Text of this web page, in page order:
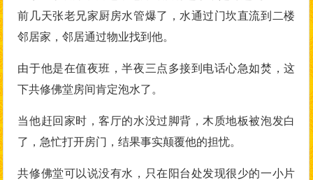
前几天张老兄家厨房水管爆了，水通过门坎直流到二楼
邻居家，邻居通过物业找到他。
由于他是在值夜班，半夜三点多接到电话心急如焚，这
下共修佛堂房间肯定泡水了。
当他赶回家时，客厅的水没过脚背，木质地板被泡发白
了，急忙打开房门，结果事实颠覆他的担忧。
共修佛堂可以说没有水，只在阳台处发现很少的一小片